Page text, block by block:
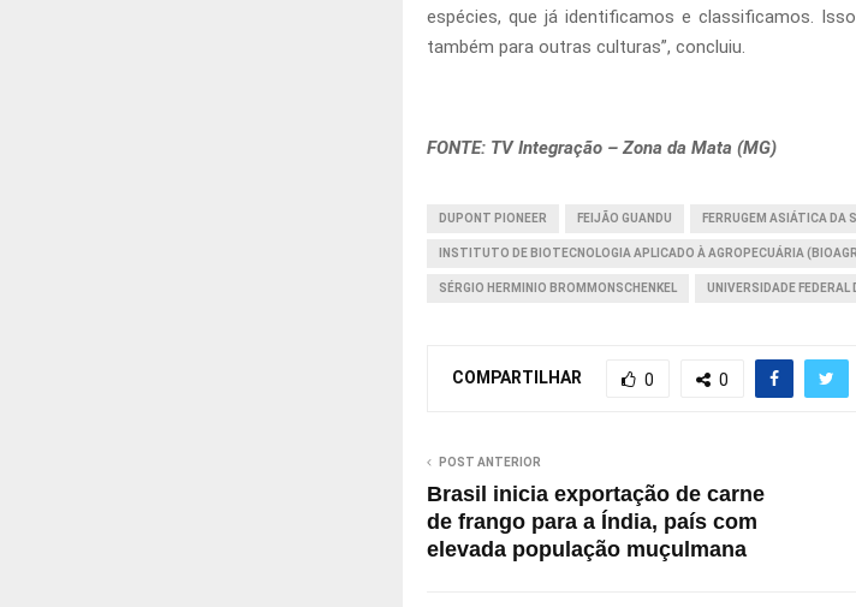
espécies, que já identificamos e classificamos.
também para outras culturas”, concluiu.
FONTE: TV Integração – Zona da Mata (MG)
DUPONT PIONEER FEIJÃO GUANDU FERRUGEM ASIÁTICA DA
INSTITUTO DE BIOTECNOLOGIA APLICADO À AGROPECUÁRIA
SÉRGIO HERMINIO BROMMONSCHENKEL UNIVERSIDADE FEDERAL
COMPARTILHAR 0 0
POST ANTERIOR
Brasil inicia exportação de carne
de frango para a Índia, país com
elevada população muçulmana